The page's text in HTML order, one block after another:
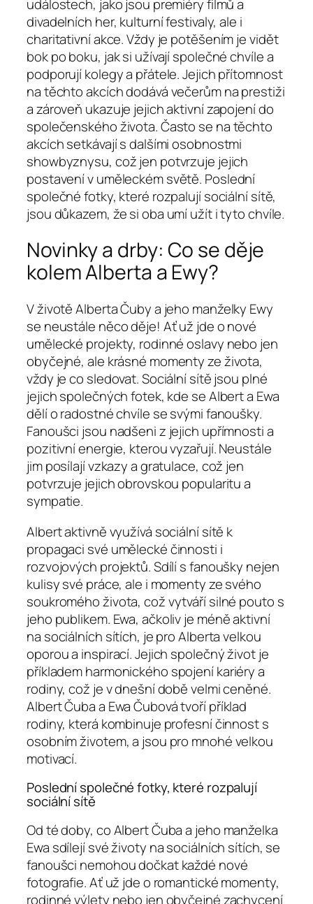
událostech, jako jsou premiéry filmů a
divadelních her, kulturní festivaly, ale i
charitativní akce. Vždy je potěšením je vidět
bok po boku, jak si užívají společné chvíle a
podporují kolegy a přátele. Jejich přítomnost
na těchto akcích dodává večerům na prestiži
a zároveň ukazuje jejich aktivní zapojení do
společenského života. Často se na těchto
akcích setkávají s dalšími osobnostmi
showbyznysu, což jen potvrzuje jejich
postavení v uměleckém světě. Poslední
společné fotky, které rozpalují sociální sítě,
jsou důkazem, že si oba umí užít i tyto chvíle.
Novinky a drby: Co se děje
kolem Alberta a Ewy?
V životě Alberta Čuby a jeho manželky Ewy
se neustále něco děje! Ať už jde o nové
umělecké projekty, rodinné oslavy nebo jen
obyčejné, ale krásné momenty ze života,
vždy je co sledovat. Sociální sítě jsou plné
jejich společných fotek, kde se Albert a Ewa
dělí o radostné chvíle se svými fanoušky.
Fanoušci jsou nadšeni z jejich upřímnosti a
pozitivní energie, kterou vyzařují. Neustále
jim posílají vzkazy a gratulace, což jen
potvrzuje jejich obrovskou popularitu a
sympatie.
Albert aktivně využívá sociální sítě k
propagaci své umělecké činnosti i
rozvojových projektů. Sdílí s fanoušky nejen
kulisy své práce, ale i momenty ze svého
soukromého života, což vytváří silné pouto s
jeho publikem. Ewa, ačkoliv je méně aktivní
na sociálních sítích, je pro Alberta velkou
oporou a inspirací. Jejich společný život je
příkladem harmonického spojení kariéry a
rodiny, což je v dnešní době velmi ceněné.
Albert Čuba a Ewa Čubová tvoří příklad
rodiny, která kombinuje profesní činnost s
osobním životem, a jsou pro mnohé velkou
motivací.
Poslední společné fotky, které rozpalují
sociální sítě
Od té doby, co Albert Čuba a jeho manželka
Ewa sdílejí své životy na sociálních sítích, se
fanoušci nemohou dočkat každé nové
fotografie. Ať už jde o romantické momenty,
rodinné výlety nebo jen obyčejné zachycení